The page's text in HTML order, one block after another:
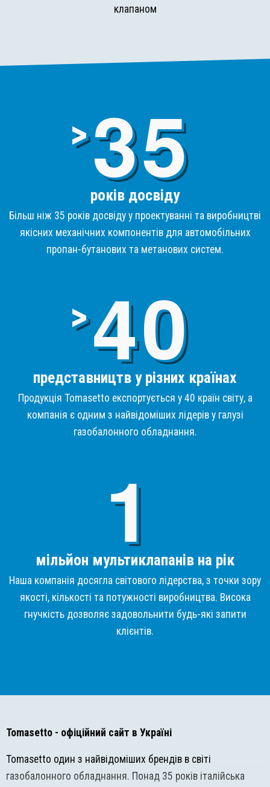
клапаном
>3
років досвіду
Більш ніж 35 років досвіду у проектуванні та виробництві
якісних механічних компонентів для автомобільних
пропан-бутанових та метанових систем.
>4
представництв у різних країнах
Продукція Tomasetto експортується у 40 країн світу, а
компанія є одним з найвідоміших лідерів у галузі
газобалонного обладнання.
мільйон мультиклапанів на рік
Наша компанія досягла світового лідерства, з точки зору
якості, кількості та потужності виробництва. Висока
гнучкість дозволяє задовольнити будь-які запити
клієнтів.
Tomasetto - офіційний сайт в Україні
Tomasetto один з найвідоміших брендів в світі
газобалонного обладнання. Понад 35 років італійська